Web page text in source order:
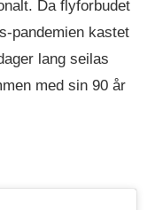
Da flyforbudet
pandemien kastet
lang seilas
med sin 90 år